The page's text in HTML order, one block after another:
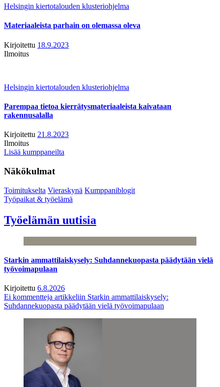
Helsingin kiertotalouden klusteriohjelma
Materiaaleista parhain on olemassa oleva
Kirjoitettu 18.9.2023
Ilmoitus
Helsingin kiertotalouden klusteriohjelma
Parempaa tietoa kierrätysmateriaaleista kaivataan
rakennusalalla
Kirjoitettu 21.8.2023
Ilmoitus
Lisää kumppaneilta
Näkökulmat
Toimitukselta Vieraskynä Kumppaniblogit
Työpaikat & työelämä
Työelämän uutisia
Starkin ammattilaiskysely: Suhdannekuopasta päädytään vielä
työvoimapulaan
Kirjoitettu 6.8.2026
Ei kommentteja artikkeliin Starkin ammattilaiskysely:
Suhdannekuopasta päädytään vielä työvoimapulaan